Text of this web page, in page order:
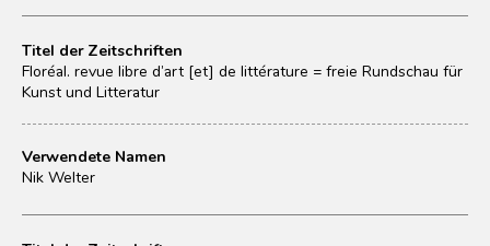
Titel der Zeitschriften
Floréal. revue libre d’art [et] de littérature = freie Rundschau für
Kunst und Litteratur
Verwendete Namen
Nik Welter